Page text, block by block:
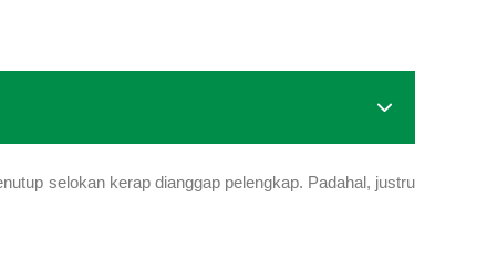
selokan kerap dianggap pelengkap. Padahal, justru